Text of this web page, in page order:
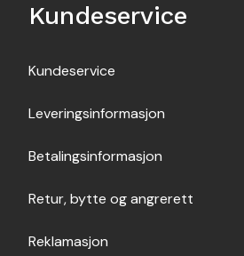
Kundeservice
Kundeservice
Leveringsinformasjon
Betalingsinformasjon
Retur, bytte og angrerett
Reklamasjon